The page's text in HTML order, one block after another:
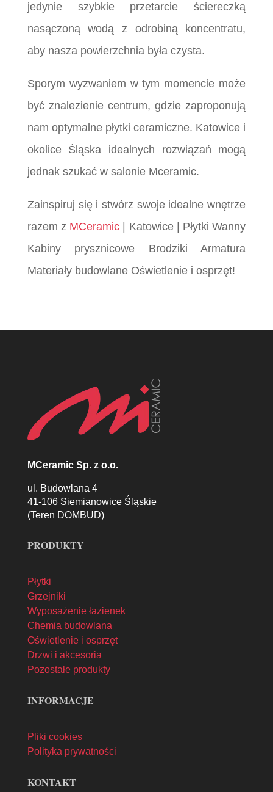
jedynie szybkie przetarcie ściereczką
nasączoną wodą z odrobiną koncentratu,
aby nasza powierzchnia była czysta.
Sporym wyzwaniem w tym momencie może
być znalezienie centrum, gdzie zaproponują
nam optymalne płytki ceramiczne. Katowice i
okolice Śląska idealnych rozwiązań mogą
jednak szukać w salonie Mceramic.
Zainspiruj się i stwórz swoje idealne wnętrze
razem z MCeramic | Katowice | Płytki Wanny
Kabiny prysznicowe Brodziki Armatura
Materiały budowlane Oświetlenie i osprzęt!
MCeramic Sp. z o.o.
ul. Budowlana 4
41-106 Siemianowice Śląskie
(Teren DOMBUD)
PRODUKTY
Płytki
Grzejniki
Wyposażenie łazienek
Chemia budowlana
Oświetlenie i osprzęt
Drzwi i akcesoria
Pozostałe produkty
INFORMACJE
Pliki cookies
Polityka prywatności
KONTAKT